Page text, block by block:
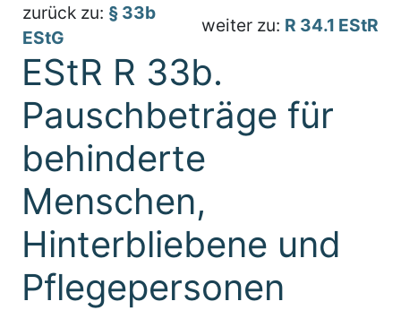
zurück zu: § 33b
EStG
weiter zu: R 34.1 EStR
EStR R 33b.
Pauschbeträge für
behinderte
Menschen,
Hinterbliebene und
Pflegepersonen